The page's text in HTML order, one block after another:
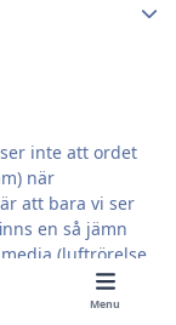
inte att ordet
när
att bara vi ser
en så jämn
(luftrörelse
så snabbt. Det
där jag ser
Menu